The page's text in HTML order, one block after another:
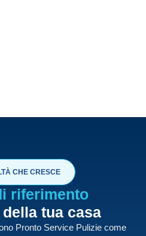
CHE CRESCE
riferimento
tua casa
Pronto Service Pulizie come